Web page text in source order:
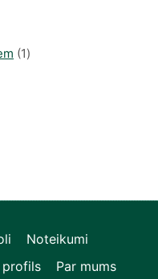
11
Noteikumi
profils Par mums